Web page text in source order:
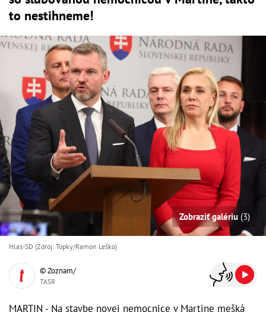
to nestihneme!
Zobraziť galériu (3)
Hlas-SD (Zdroj: Topky/Ramon Leško)
© Zoznam/
TASR
MARTIN - Na stavbe novej nemocnice v Martine mešká